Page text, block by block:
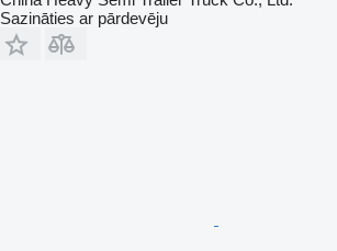
Sazināties ar pārdevēju